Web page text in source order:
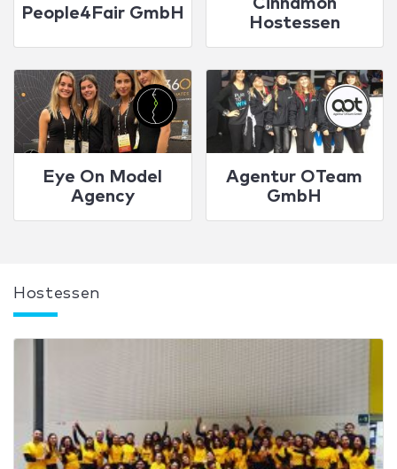
People4Fair GmbH
Hostessen
Eye On Model
Agency
Agentur OTeam
GmbH
Hostessen